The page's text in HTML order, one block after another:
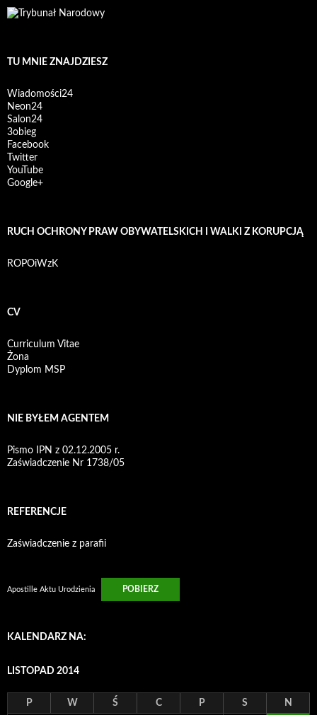
TU MNIE ZNAJDZIESZ
Wiadomości24
Neon24
Salon24
3obieg
Facebook
Twitter
YouTube
Google+
RUCH OCHRONY PRAW OBYWATELSKICH I WALKI Z KORUPCJĄ
ROPOiWzK
CV
Curriculum Vitae
Żona
Dyplom MSP
NIE BYŁEM AGENTEM
Pismo IPN z 02.12.2005 r.
Zaświadczenie Nr 1738/05
REFERENCJE
Zaświadczenie z parafii
Apostille Aktu Urodzienia POBIERZ
KALENDARZ NA:
LISTOPAD 2014
P W Ś C P S N